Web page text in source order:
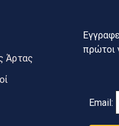
Άρτας
πρώτοι
Email: